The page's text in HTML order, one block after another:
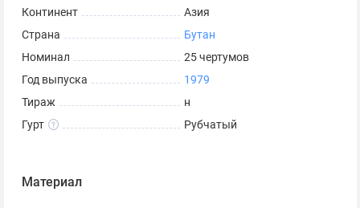
Континент
Азия
Страна
Бутан
Номинал
25 чертумов
Год выпуска
1979
Тираж
н
Гурт
Рубчатый
Материал